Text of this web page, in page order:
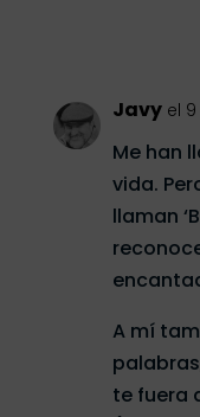
Javy el
Me han
vida.
llaman
A mí
te fuera